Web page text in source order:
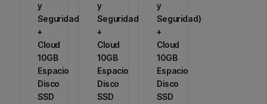
y
Seguridad)
+
Cloud
10GB
Espacio
Disco
SSD
y
Seguridad)
+
Cloud
10GB
Espacio
Disco
SSD
y
Seguridad)
+
Cloud
10GB
Espacio
Disco
SSD